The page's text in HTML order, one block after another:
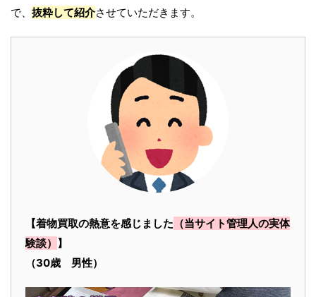
で、 抜粋して紹介させていただきます。
【着物買取の熱意を感じました （当サイト管理人の実体
験談） 】
（30歳 男性）